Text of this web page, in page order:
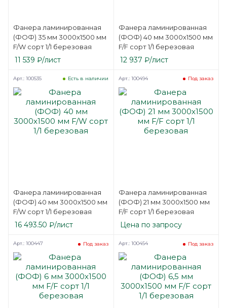
Фанера ламинированная
(ФОФ) 35 мм 3000х1500 мм
F/W сорт 1/1 березовая
11 539 ₽/лист
Фанера ламинированная
(ФОФ) 40 мм 3000х1500 мм
F/F сорт 1/1 березовая
12 937 ₽/лист
Фанера ламинированная
(ФОФ) 40 мм 3000х1500 мм
F/W сорт 1/1 березовая
Есть в наличии
Арт.: 100535
16 493.50 ₽/лист
Фанера ламинированная
(ФОФ) 21 мм 3000х1500 мм
F/F сорт 1/1 березовая
Под заказ
Арт.: 100494
Цена по запросу
Под заказ
Арт.: 100447 Под заказ
Арт.: 100454